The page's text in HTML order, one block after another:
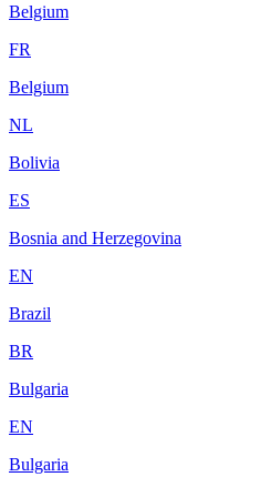
Belgium
FR
Belgium
NL
Bolivia
ES
Bosnia and Herzegovina
EN
Brazil
BR
Bulgaria
EN
Bulgaria